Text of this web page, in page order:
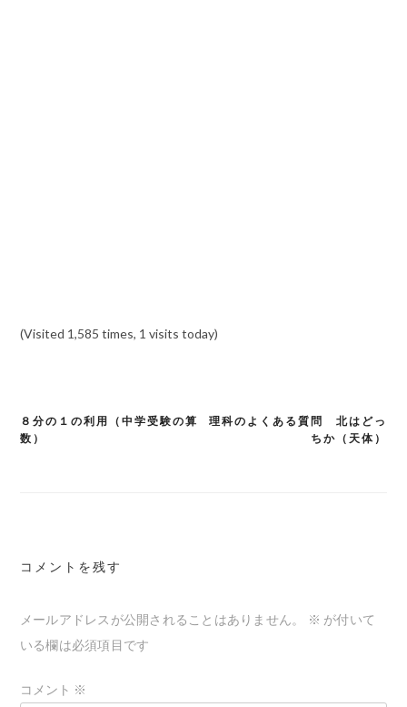
(Visited 1,585 times, 1 visits today)
投
シ
ョ
理科のよくある質問 北はどっ
ちか（天体）
８分の１の利用（中学受験の算
数）
コメントを残す
メールアドレスが公開されることはありません。 ※ が付いて
いる欄は必須項目です
コメント ※